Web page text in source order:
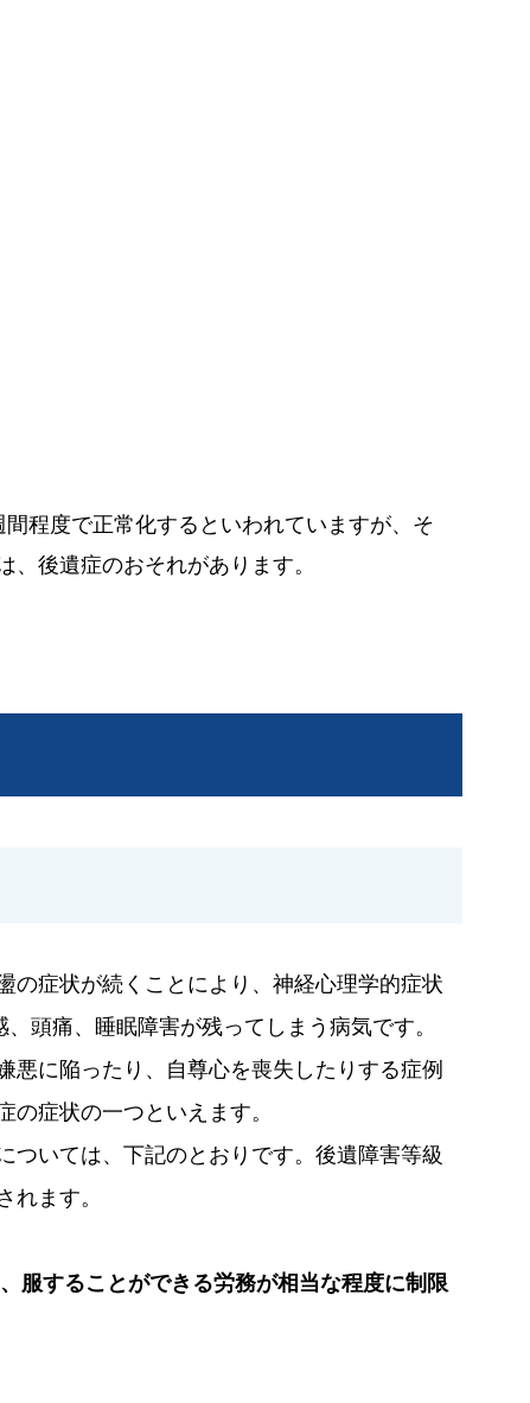
程度で正常化するといわれていますが、そ
後遺症のおそれがあります。
の症状が続くことにより、神経心理学的症状
頭痛、睡眠障害が残ってしまう病気です。
悪に陥ったり、自尊心を喪失したりする症例
の症状の一つといえます。
ついては、下記のとおりです。後遺障害等級
れます。
服することができる労務が相当な程度に制限